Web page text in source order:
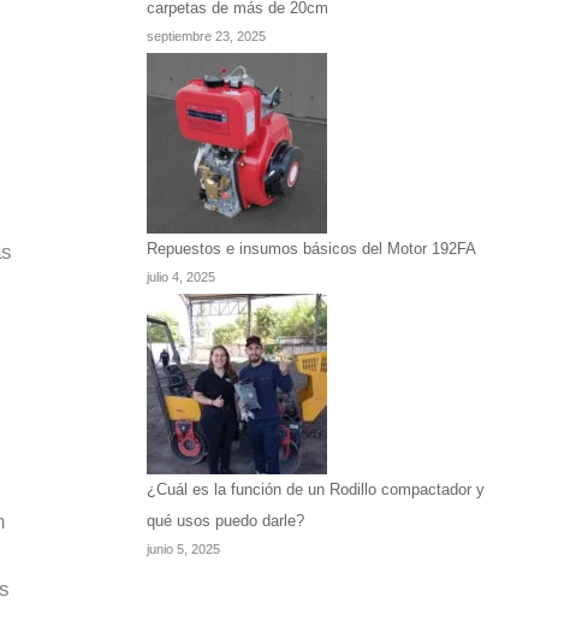
carpetas de más de 20cm
septiembre 23, 2025
Repuestos e insumos básicos del Motor 192FA
julio 4, 2025
¿Cuál es la función de un Rodillo compactador y
qué usos puedo darle?
junio 5, 2025